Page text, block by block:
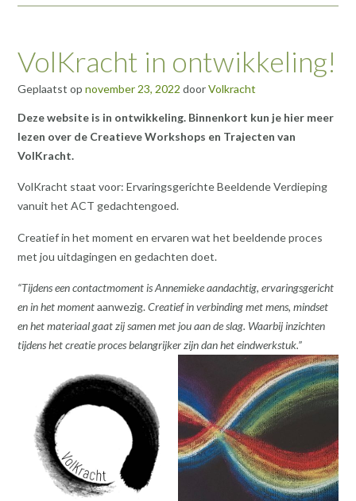
VolKracht in ontwikkeling!
Geplaatst op november 23, 2022 doorVolkracht
Deze website is in ontwikkeling. Binnenkort kun je hier meer
lezen over de Creatieve Workshops en Trajecten van
VolKracht.
VolKracht staat voor: Ervaringsgerichte Beeldende Verdieping
vanuit het ACT gedachtengoed.
Creatief in het moment en ervaren wat het beeldende proces
met jou uitdagingen en gedachten doet.
“Tijdens een contactmoment is Annemieke aandachtig, ervaringsgericht
en in het momentaanwezig.Creatief in verbinding met mens, mindset
en het materiaal gaat zij samen met jou aan de slag. Waarbij inzichten
tijdens het creatie proces belangrijker zijn dan het eindwerkstuk.”